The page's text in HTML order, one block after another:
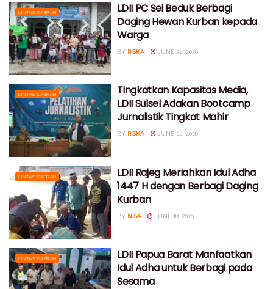
LINTAS DAERAH
LDII PC Sei Beduk Berbagi
Daging Hewan Kurban kepada
Warga
BY RISKA JUNE 24, 2026
LINTAS DAERAH
Tingkatkan Kapasitas Media,
LDII Sulsel Adakan Bootcamp
Jurnalistik Tingkat Mahir
BY RISKA JUNE 24, 2026
LINTAS DAERAH
LDII Rajeg Meriahkan Idul Adha
1447 H dengan Berbagi Daging
Kurban
BY NISA JUNE 18, 2026
LINTAS DAERAH
LDII Papua Barat Manfaatkan
Idul Adha untuk Berbagi pada
Sesama